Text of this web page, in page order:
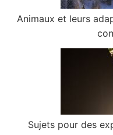
Animaux et leurs
Sujets pour des